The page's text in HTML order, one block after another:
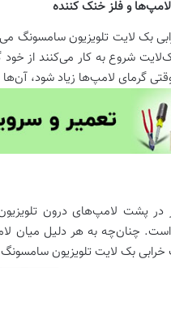
بک لایت تلویزیون سامسونگ
شروع به کار می‌کنند از خود
گرمای لامپ‌ها زیاد شود،
پشت لامپ‌های درون
چنان‌چه به هر دلیل میان
خرابی بک لایت تلویزیون